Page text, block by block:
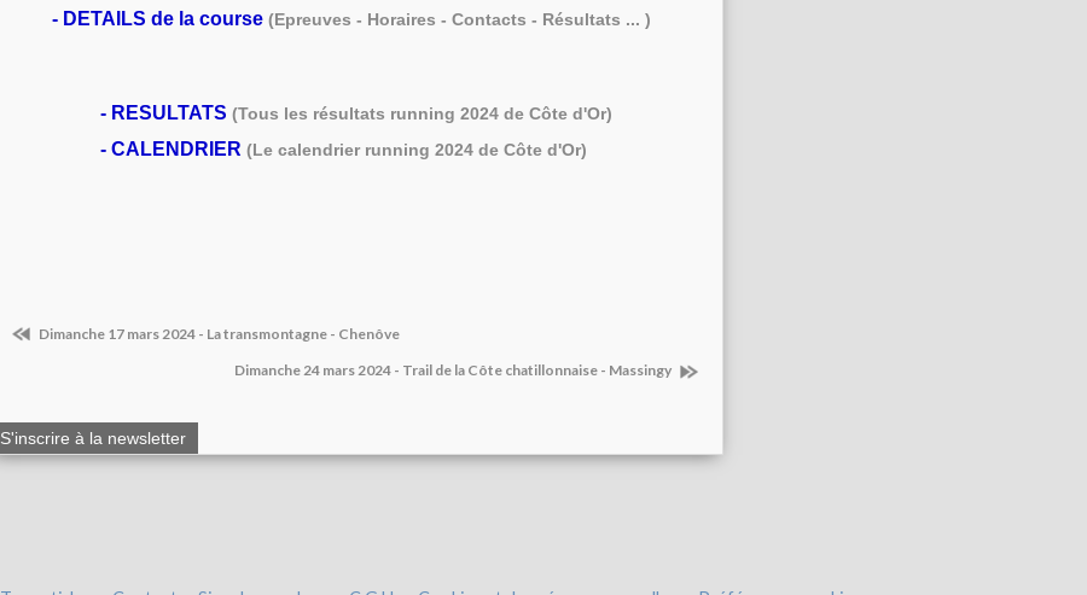
- DETAILS de la course (Epreuves - Horaires - Contacts - Résultats ... )
- RESULTATS (Tous les résultats running 2024 de Côte d'Or)
- CALENDRIER (Le calendrier running 2024 de Côte d'Or)
Dimanche 17 mars 2024 - La transmontagne - Chenôve
Dimanche 24 mars 2024 - Trail de la Côte chatillonnaise - Massingy
S'inscrire à la newsletter